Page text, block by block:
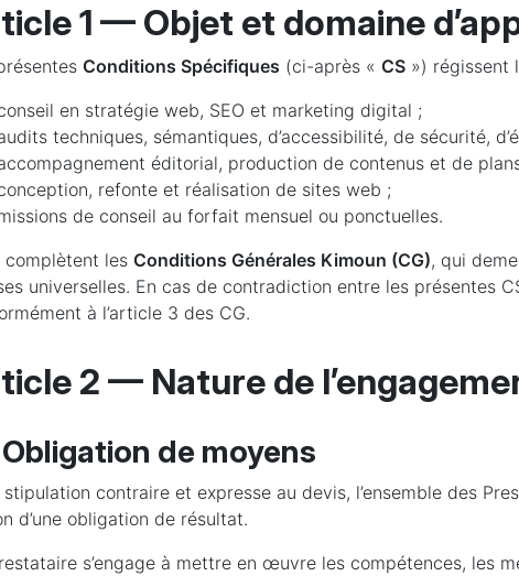
1 — Objet et domaine
Conditions Spécifiques (ci-après « CS ») régissent
en stratégie web, SEO et marketing digital ;
techniques, sémantiques, d’accessibilité, de sécurité,
éditorial, production de contenus et de
refonte et réalisation de sites web ;
de conseil au forfait mensuel ou ponctuelles.
complètent les Conditions Générales Kimoun (CG), qui
universelles. En cas de contradiction entre les présentes
à l’article 3 des CG.
2 — Nature de
Obligation de moyens
stipulation contraire et expresse au devis, l’ensemble des
d’une obligation de résultat.
s’engage à mettre en œuvre les compétences, les